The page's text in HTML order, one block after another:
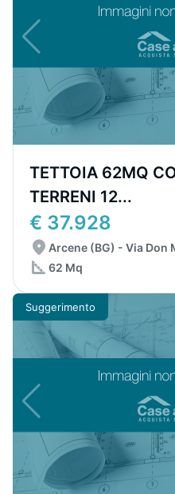
TETTOIA 62MQ
TERRENI 12...
€ 37.928
Arcene (BG) - Via Don
62 Mq
Suggerimento